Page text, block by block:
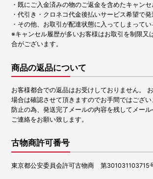
・既にご入金済みの物のご返金を含めたキャンセ
・代引き・クロネコ代金後払いサービス希望で発
・その他、お取引が配達状態に入ってしまってい
※キャンセル履歴が多いお客様はお取引を制限又
合がございます。
商品の返品について
お客様都合での返品はお受けしておりません。
場合は確認させて頂きますのでお手間ではござ
防止の為、発送完了メールの内容を残してメー
ご連絡をお願い致します。
古物商許可番号
東京都公安委員会許可古物商 第301031103715